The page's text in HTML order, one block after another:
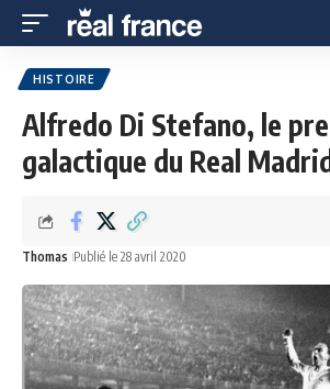
HISTOIRE
Alfredo Di Stefano, le
galactique du Real
Thomas Publié le 28 avril 2020